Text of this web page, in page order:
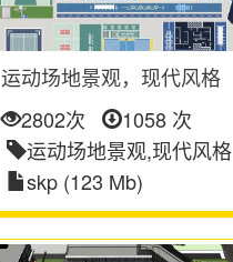
运动场地景观，现代风格
2802次
1058 次
运动场地景观,现代风格
skp (123 Mb)